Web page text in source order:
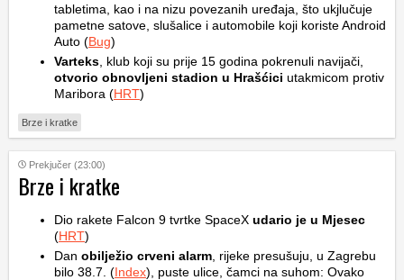
tabletima, kao i na nizu povezanih uređaja, što ukjlučuje
pametne satove, slušalice i automobile koji koriste Android
Auto (Bug)
Varteks , klub koji su prije 15 godina pokrenuli navijači,
otvorio obnovljeni stadion u Hrašćici utakmicom protiv
Maribora (HRT)
Brze i kratke
Prekjučer (23:00)
Brze i kratke
Dio rakete Falcon 9 tvrtke SpaceX udario je u Mjesec
(HRT)
Dan obilježio crveni alarm , rijeke presušuju, u Zagrebu
bilo 38.7. (Index), puste ulice, čamci na suhom: Ovako